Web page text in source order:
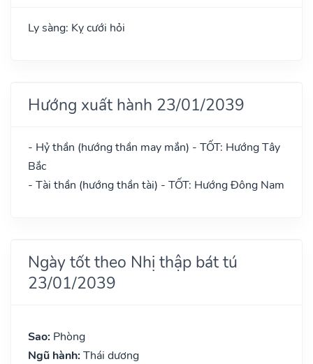
Ly sàng: Kỵ cưới hỏi
Hướng xuất hành 23/01/2039
- Hỷ thần (hướng thần may mắn) - TỐT: Hướng Tây
Bắc
- Tài thần (hướng thần tài) - TỐT: Hướng Đông Nam
Ngày tốt theo Nhị thập bát tú
23/01/2039
Sao: Phòng
Ngũ hành: Thái dương